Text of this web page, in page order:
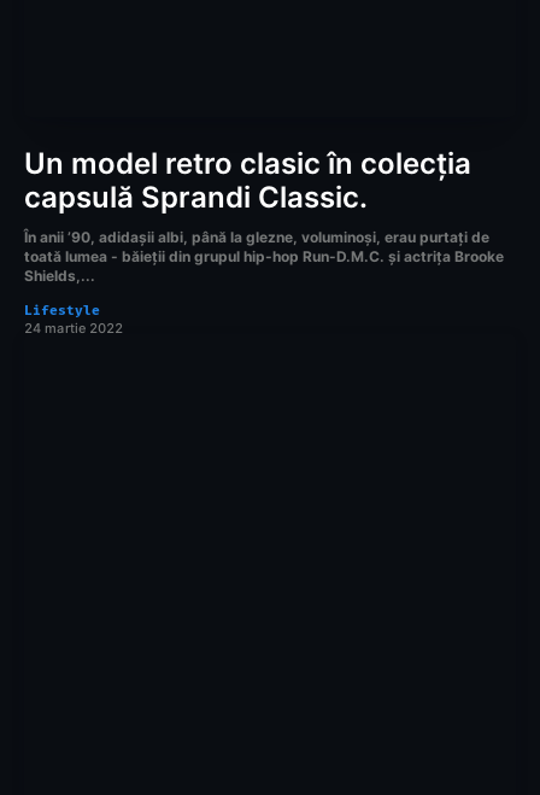
Un model retro clasic în colecția
capsulă Sprandi Classic.
În anii ʼ90, adidașii albi, până la glezne, voluminoși, erau purtați de
toată lumea - băieții din grupul hip-hop Run-D.M.C. și actrița Brooke
Shields,...
Lifestyle
24 martie 2022